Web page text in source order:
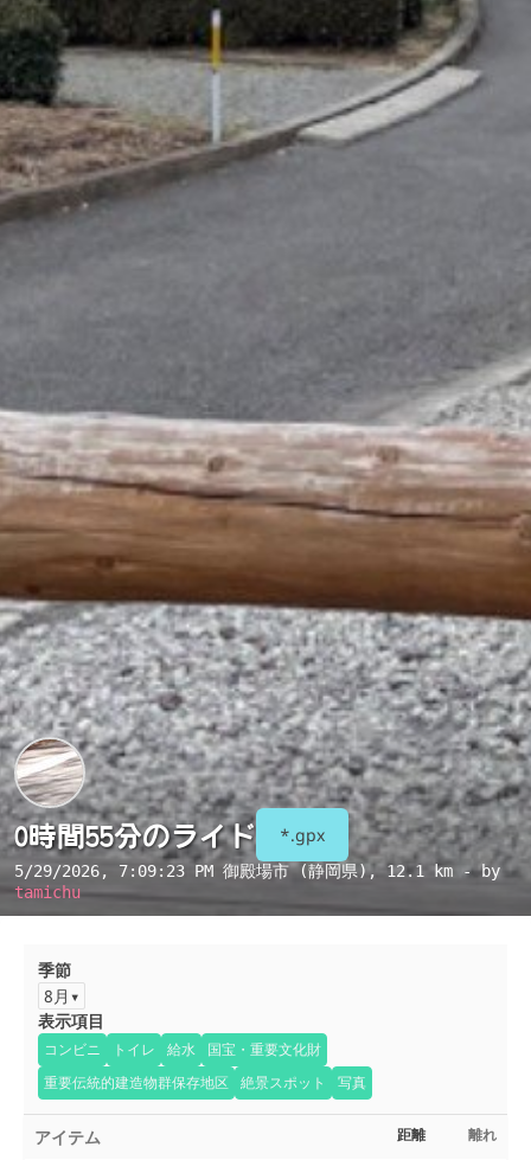
0時間55分のライド *.gpx
5/29/2026, 7:09:23 PM 御殿場市 (静岡県), 12.1 km - by
tamichu
季節
8月
表示項目
コンビニ トイレ 給水
国宝・重要文化財
重要伝統的建造物群保存地区
絶景スポット 写真
アイテム 距離 離れ